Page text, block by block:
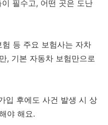
필수고, 어떤 곳은 도난
등 주요 보험사는 자차
, 기본 자동차 보험만으로
입 후에도 사건 발생 시 상
야 해요.